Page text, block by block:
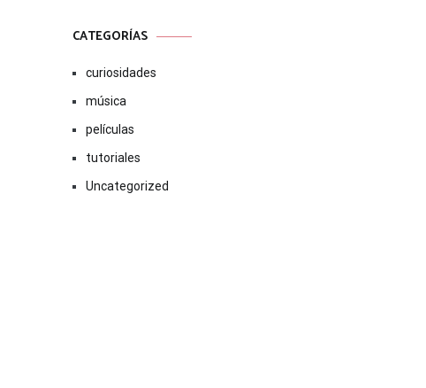
CATEGORÍAS
curiosidades
música
películas
tutoriales
Uncategorized